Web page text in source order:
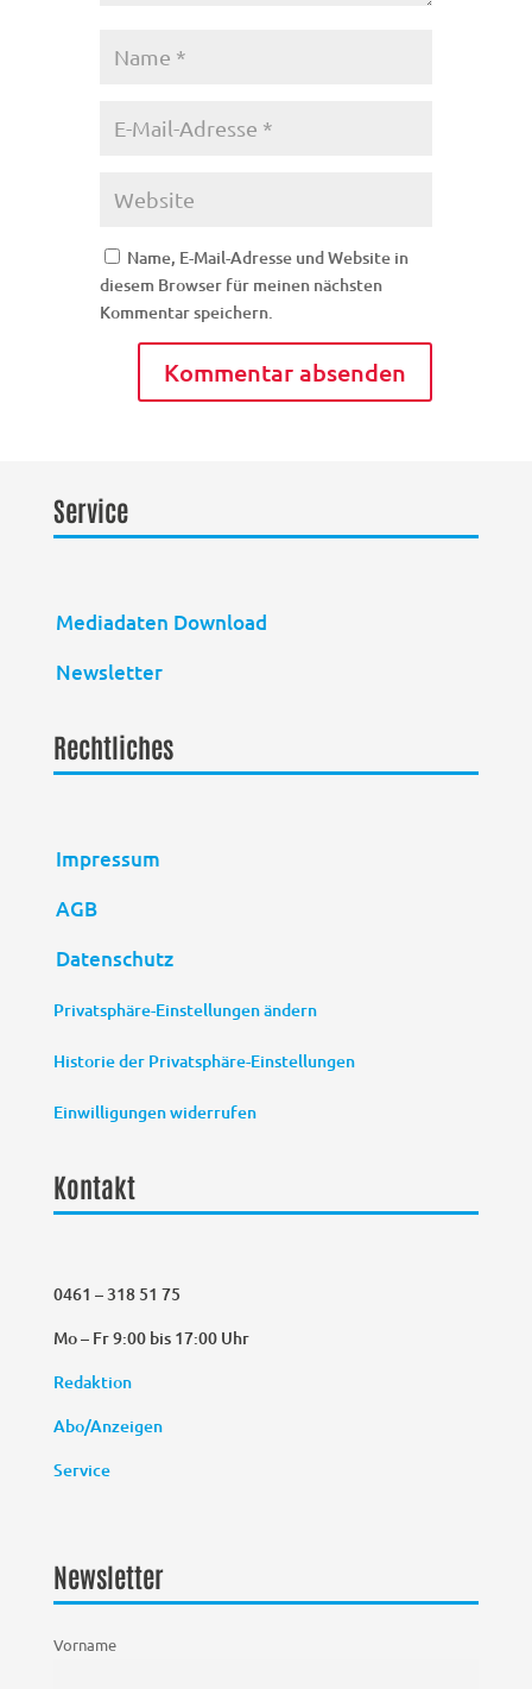
Name, E-Mail-Adresse und Website in
diesem Browser für meinen nächsten
Kommentar speichern.
Service
Mediadaten Download
Newsletter
Rechtliches
Impressum
AGB
Datenschutz
Privatsphäre-Einstellungen ändern
Historie der Privatsphäre-Einstellungen
Einwilligungen widerrufen
Kontakt
0461 – 318 51 75
Mo – Fr 9:00 bis 17:00 Uhr
Redaktion
Abo/Anzeigen
Service
Newsletter
Vorname